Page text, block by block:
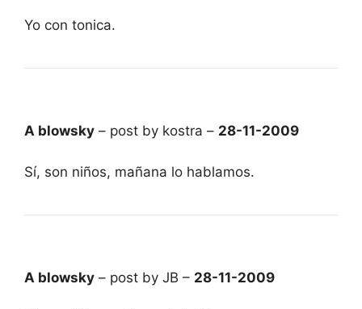
Yo con tonica.
A blowsky – post by kostra – 28-11-2009
Sí, son niños, mañana lo hablamos.
A blowsky – post by JB – 28-11-2009